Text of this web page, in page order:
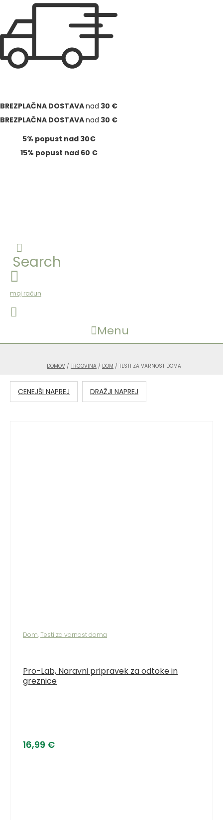
BREZPLAČNA DOSTAVAnad 30 €
BREZPLAČNA DOSTAVAnad 30 €
5% popust nad 30€
15% popust nad 60 €
Search
moj račun
Menu
DOMOV / TRGOVINA / DOM / TESTI ZA VARNOST DOMA
CENEJŠI NAPREJ DRAŽJI NAPREJ
Dom,Testi za varnost doma
Pro-Lab, Naravni pripravek za odtoke in
greznice
16,99 €